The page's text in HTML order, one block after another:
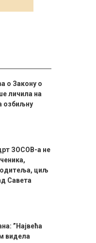
о Закону о
личила на
озбиљну
ЗОСОВ-а не
циљ
Савета
”Највећа
видела